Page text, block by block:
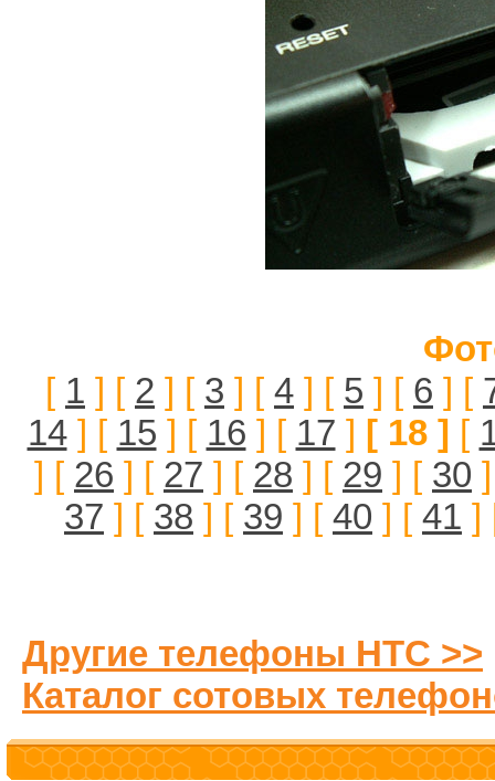
[ 1 ] [ 2 ] [ 3 ] [ 4 ] [ 5 ] [ 6 ] [
14] [ 15 ] [ 16 ] [ 17 ] [ 18 ] [
] [ 26 ] [ 27 ] [ 28 ] [ 29 ] [ 30
37 ] [ 38 ] [ 39 ] [ 40 ] [ 41 ]
Другие телефоны HTC >>
Каталог сотовых